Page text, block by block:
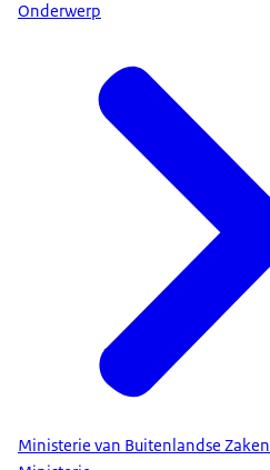
Onderwerp
Ministerie van Buitenlandse Zaken